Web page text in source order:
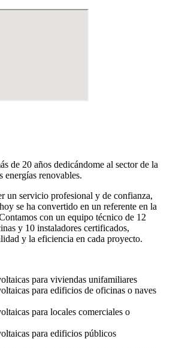
de 20 años dedicándome al sector de la
energías renovables.
un servicio profesional y de confianza,
se ha convertido en un referente en la
con un equipo técnico de 12
y 10 instaladores certificados,
y la eficiencia en cada proyecto.
para viviendas unifamiliares
para edificios de oficinas o naves
para locales comerciales o
para edificios públicos